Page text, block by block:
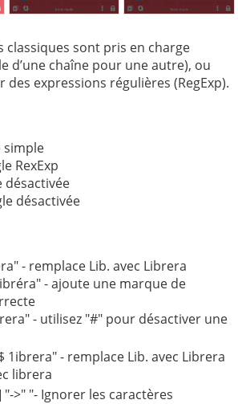
classiques sont pris en charge
d’une chaîne pour une autre), ou
des expressions régulières (RegExp).
simple
RexExp
désactivée
désactivée
- remplace Lib. avec Librera
- ajoute une marque de
- utilisez "#" pour désactiver une
1ibrera" - remplace Lib. avec Librera
librera
>" "- Ignorer les caractères